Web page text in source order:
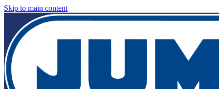
Skip to main content